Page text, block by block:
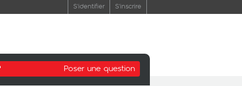
S'identifier S'inscrire
Poser une question